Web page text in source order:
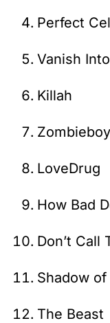
Perfect
Vanish
Killah
Zombieboy
LoveDrug
How Bad
Don’t Call
Shadow of
The Beast